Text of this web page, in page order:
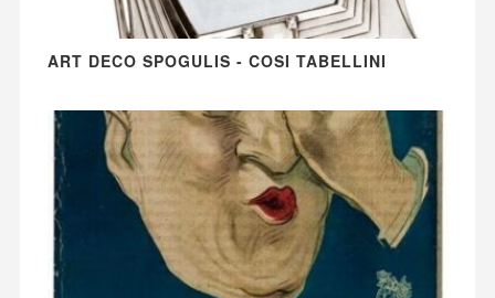
ART DECO SPOGULIS - COSI TABELLINI